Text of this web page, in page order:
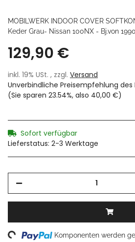
MOBILWERK INDOOR COVER
Keder Grau- Nissan 100NX - Bj.von
129,90 €
inkl. 19% USt. , zzgl. Versand
Unverbindliche Preisempfehlung des
(Sie sparen 23.54%, also 40,00 €)
Sofort verfügbar
Lieferstatus: 2-3 Werktage
Loading... Komponenten werden